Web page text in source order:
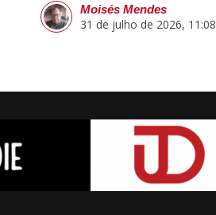
Moisés Mendes
31 de julho de 2026, 11:08